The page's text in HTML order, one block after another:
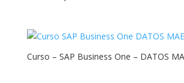
Curso – SAP Business One – DATOS